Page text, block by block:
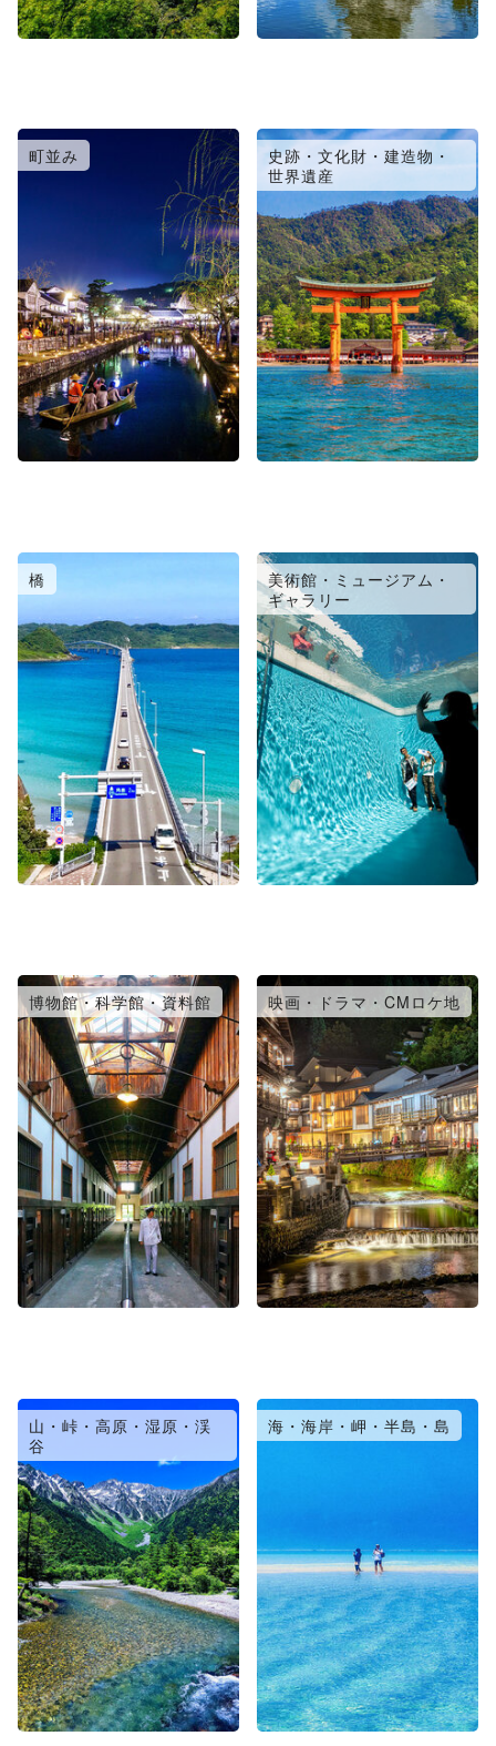
町並み
史跡・文化財・建造物・
世界遺産
橋
美術館・ミュージアム・
ギャラリー
博物館・科学館・資料館 映画・ドラマ・CMロケ地
山・峠・高原・湿原・渓
谷
海・海岸・岬・半島・島